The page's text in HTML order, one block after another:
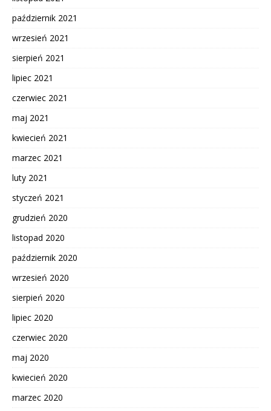
październik 2021
wrzesień 2021
sierpień 2021
lipiec 2021
czerwiec 2021
maj 2021
kwiecień 2021
marzec 2021
luty 2021
styczeń 2021
grudzień 2020
listopad 2020
październik 2020
wrzesień 2020
sierpień 2020
lipiec 2020
czerwiec 2020
maj 2020
kwiecień 2020
marzec 2020